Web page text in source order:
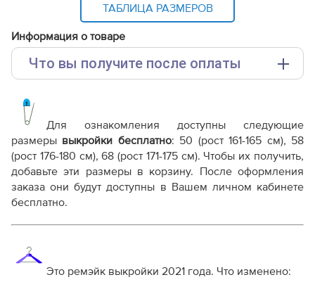
ТАБЛИЦА РАЗМЕРОВ
Информация о товаре
Что вы получите после оплаты
Выкройка PDF для печати на принтере A4 или
плоттере A0 с шириной печати 810мм в зависимости
от выбора формата
Инструкция-платье-с-асимметричной-оборкой-
WD280521.pdf
Дополнительные файлы:
Справочник - виды швов
Терминология машинных работ
Дополнение к технологии пошива
Как распечатывать выкройки
Для ознакомления доступны следующие
размеры выкройки бесплатно: 50 (рост 161-165 см), 58
(рост 176-180 см), 68 (рост 171-175 см). Чтобы их получить,
добавьте эти размеры в корзину. После оформления
заказа они будут доступны в Вашем личном кабинете
бесплатно.
Это ремэйк выкройки 2021 года. Что изменено: